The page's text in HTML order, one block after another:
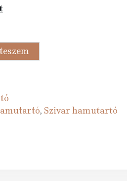
Current
12
990 Ft.
, Szivar hamutartó